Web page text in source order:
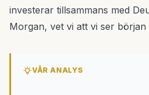
investerar tillsammans med
Morgan, vet vi att vi ser
VÅR ANALYS